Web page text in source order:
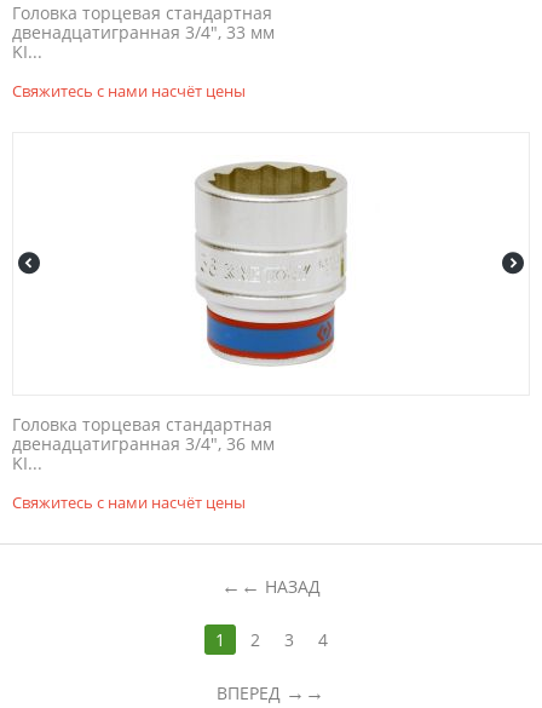
Головка торцевая стандартная
двенадцатигранная 3/4", 33 мм
KI...
Свяжитесь с нами насчёт цены
Головка торцевая стандартная
двенадцатигранная 3/4", 36 мм
KI...
Свяжитесь с нами насчёт цены
← НАЗАД
1 2 3 4
ВПЕРЕД →